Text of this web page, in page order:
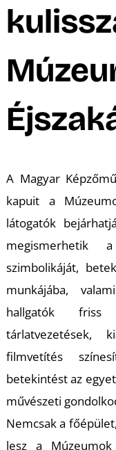
A Magyar
kapuit a
látogatók
megismerhetik
szimbolikáját,
munkájába,
hallgatók friss
tárlatvezetések,
filmvetítés
betekintést az
művészeti
Nemcsak a
lesz a Múzeumok